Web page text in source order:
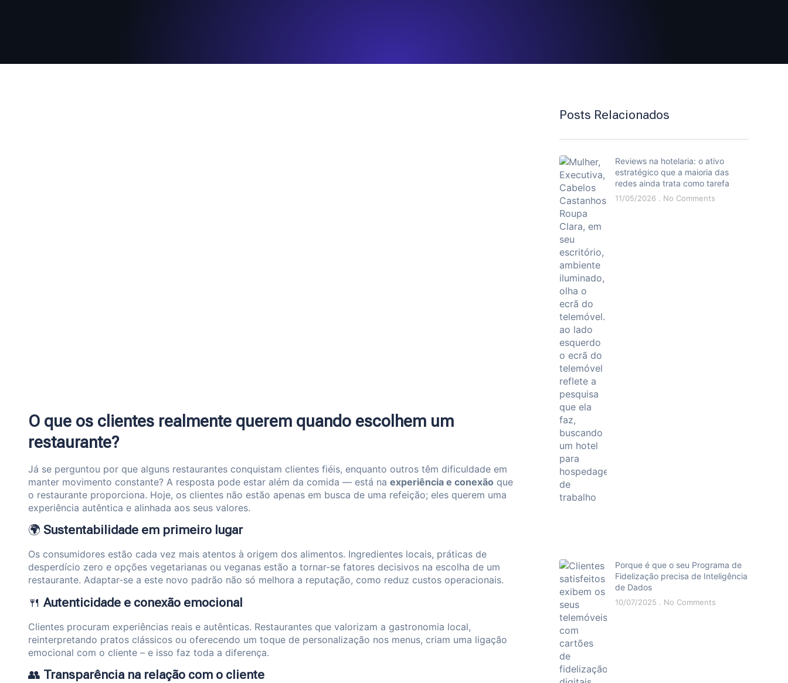
O que os clientes realmente querem quando escolhem um
restaurante?
Já se perguntou por que alguns restaurantes conquistam clientes fiéis, enquanto outros têm dificuldade em
manter movimento constante? A resposta pode estar além da comida — está na experiência e conexão que
o restaurante proporciona. Hoje, os clientes não estão apenas em busca de uma refeição; eles querem uma
experiência autêntica e alinhada aos seus valores.
🌍 Sustentabilidade em primeiro lugar
Os consumidores estão cada vez mais atentos à origem dos alimentos. Ingredientes locais, práticas de
desperdício zero e opções vegetarianas ou veganas estão a tornar-se fatores decisivos na escolha de um
restaurante. Adaptar-se a este novo padrão não só melhora a reputação, como reduz custos operacionais.
🍴 Autenticidade e conexão emocional
Clientes procuram experiências reais e autênticas. Restaurantes que valorizam a gastronomia local,
reinterpretando pratos clássicos ou oferecendo um toque de personalização nos menus, criam uma ligação
emocional com o cliente – e isso faz toda a diferença.
👥 Transparência na relação com o cliente
Posts Relacionados
Reviews na hotelaria: o ativo
estratégico que a maioria das
redes ainda trata como tarefa
11/05/2026 No Comments
Porque é que o seu Programa de
Fidelização precisa de Inteligência
de Dados
10/07/2025 No Comments